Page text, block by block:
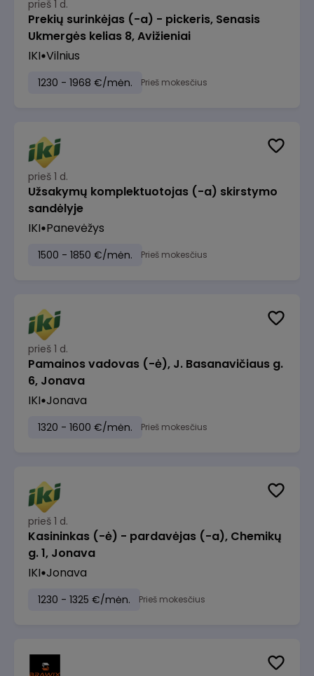
prieš 1 d.
Prekių surinkėjas (-a) - pickeris, Senasis
Ukmergės kelias 8, Avižieniai
IKI Vilnius
1230 - 1968 €/mėn. Prieš mokesčius
prieš 1 d.
Užsakymų komplektuotojas (-a) skirstymo
sandėlyje
IKI Panevėžys
1500 - 1850 €/mėn. Prieš mokesčius
prieš 1 d.
Pamainos vadovas (-ė), J. Basanavičiaus g.
6, Jonava
IKI Jonava
1320 - 1600 €/mėn. Prieš mokesčius
prieš 1 d.
Kasininkas (-ė) - pardavėjas (-a), Chemikų
g. 1, Jonava
IKI Jonava
1230 - 1325 €/mėn. Prieš mokesčius